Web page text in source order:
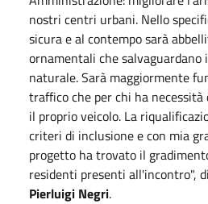
nostri centri urbani. Nello
sicura e al contempo sarà
ornamentali che
naturale. Sarà maggiormente
traffico che per chi ha necessità
il proprio veicolo. La
criteri di inclusione e con mia
progetto ha trovato il
residenti presenti all'incontro",
Pierluigi Negri.